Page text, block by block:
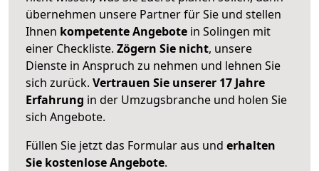
übernehmen unsere Partner für Sie und stellen
Ihnen kompetente Angebote in Solingen mit
einer Checkliste. Zögern Sie nicht, unsere
Dienste in Anspruch zu nehmen und lehnen Sie
sich zurück. Vertrauen Sie unserer 17 Jahre
Erfahrung in der Umzugsbranche und holen Sie
sich Angebote.
Füllen Sie jetzt das Formular aus und erhalten
Sie kostenlose Angebote.